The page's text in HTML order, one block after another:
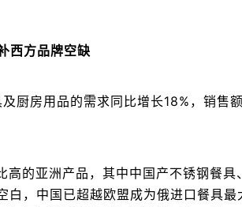
西方品牌空缺
厨房用品的需求同比增长18%，销售
高的亚洲产品，其中中国产不锈钢餐具
白，中国已超越欧盟成为俄进口餐具最